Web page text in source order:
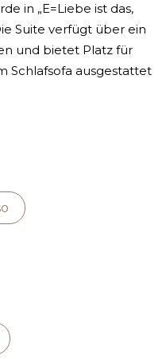
in „E=Liebe ist das,
Suite verfügt über ein
und bietet Platz für
Schlafsofa ausgestattet